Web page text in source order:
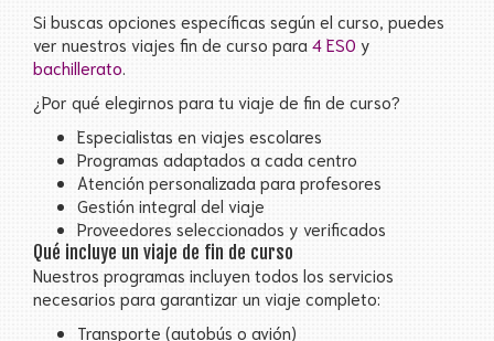
Si buscas opciones específicas según el curso, puedes
ver nuestros viajes fin de curso para 4 ESO y
bachillerato.
¿Por qué elegirnos para tu viaje de fin de curso?
Especialistas en viajes escolares
Programas adaptados a cada centro
Atención personalizada para profesores
Gestión integral del viaje
Proveedores seleccionados y verificados
Qué incluye un viaje de fin de curso
Nuestros programas incluyen todos los servicios
necesarios para garantizar un viaje completo:
Transporte (autobús o avión)